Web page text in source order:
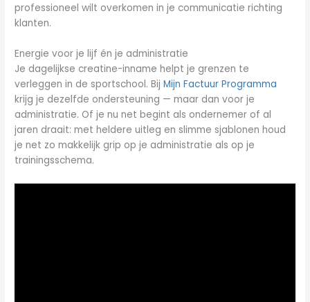
professioneel wilt overkomen in je communicatie richting
klanten.
Energie voor je lijf én je administratie
Je dagelijkse creatine-inname helpt je grenzen te
verleggen in de sportschool. BijMijn Factuur Programma
krijg je dezelfde ondersteuning — maar dan voor je
administratie. Of je nu net begint als ondernemer of al
jaren draait: met heldere uitleg en slimme sjablonen houd
je net zo makkelijk grip op je administratie als op je
trainingsschema.